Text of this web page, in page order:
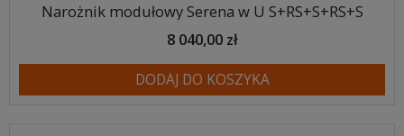
Narożnik modułowy Serena w U S+RS+S+RS+S
8 040,00 zł
DODAJ DO KOSZYKA